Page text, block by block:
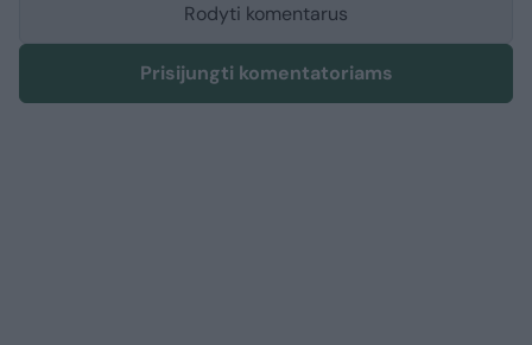
Rodyti komentarus
Prisijungti komentatoriams